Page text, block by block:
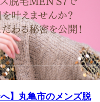
】丸亀市のメンズ脱